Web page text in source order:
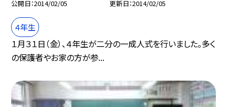
公開日 2014/02/05 更新日 2014/02/05
４年生
１月３１日（金）、４年生が二分の一成人式を行いました。多く
の保護者やお家の方が参...